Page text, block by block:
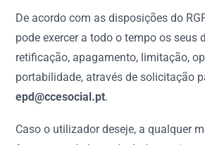
De acordo com as disposições do
pode exercer a todo o tempo os seus
retificação, apagamento, limitação,
portabilidade, através de solicitação
epd@ccesocial.pt.
Caso o utilizador deseje, a qualquer